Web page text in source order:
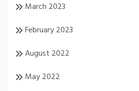
March 2023
February 2023
August 2022
May 2022